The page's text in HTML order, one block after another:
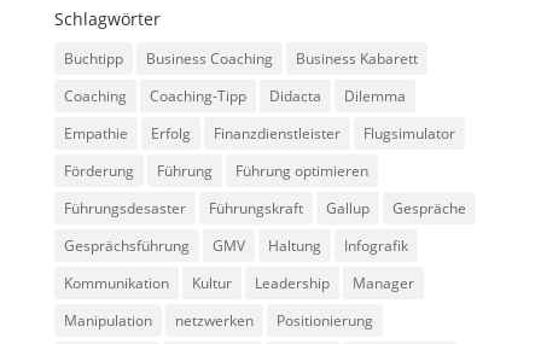
Schlagwörter
Buchtipp Business Coaching
Business Kabarett
Coaching
Coaching-Tipp Didacta
Dilemma
Empathie
Erfolg Finanzdienstleister
Flugsimulator
Förderung
Führung
Führung optimieren
Führungsdesaster
Führungskraft Gallup
Gespräche
Gesprächsführung
GMV Haltung
Infografik
Kommunikation
Kultur Leadership
Manager
Manipulation
netzwerken
Positionierung